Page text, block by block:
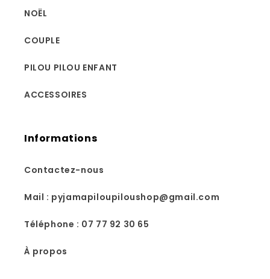
NOËL
COUPLE
PILOU PILOU ENFANT
ACCESSOIRES
Informations
Contactez-nous
Mail : pyjamapiloupiloushop@gmail.com
Téléphone : 07 77 92 30 65
À propos